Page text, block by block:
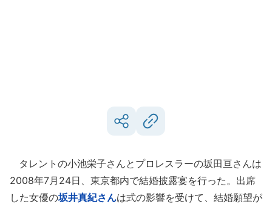
タレントの小池栄子さんとプロレスラーの坂田亘さんは
2008年7月24日、東京都内で結婚披露宴を行った。出席
した女優の坂井真紀さんは式の影響を受けて、結婚願望が